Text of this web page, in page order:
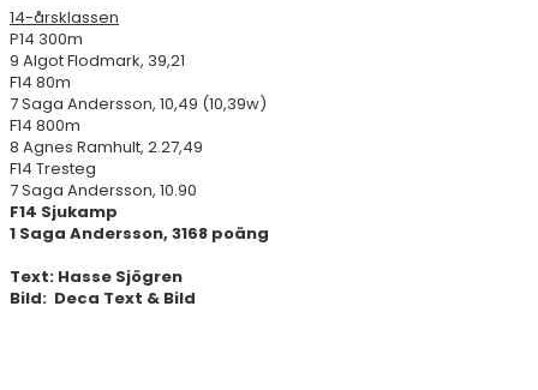
14-årsklassen
P14 300m
9 Algot Flodmark, 39,21
F14 80m
7 Saga Andersson, 10,49 (10,39w)
F14 800m
8 Agnes Ramhult, 2.27,49
F14 Tresteg
7 Saga Andersson, 10.90
F14 Sjukamp
1 Saga Andersson, 3168 poäng
Text: Hasse Sjögren
Bild: Deca Text & Bild